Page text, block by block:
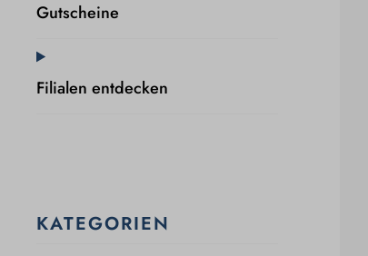
Gutscheine
Filialen entdecken
KATEGORIEN